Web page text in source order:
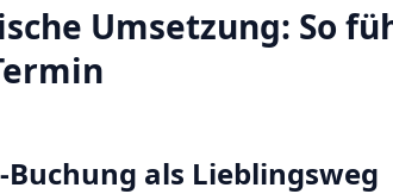
Umsetzung: So
Buchung als Lieblingsweg